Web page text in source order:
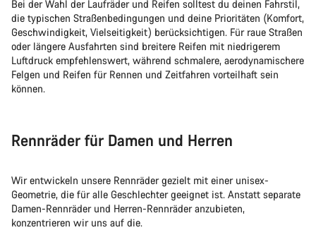
Bei der Wahl der Laufräder und Reifen solltest du deinen Fahrstil,
die typischen Straßenbedingungen und deine Prioritäten (Komfort,
Geschwindigkeit, Vielseitigkeit) berücksichtigen. Für raue Straßen
oder längere Ausfahrten sind breitere Reifen mit niedrigerem
Luftdruck empfehlenswert, während schmalere, aerodynamischere
Felgen und Reifen für Rennen und Zeitfahren vorteilhaft sein
können.
Rennräder für Damen und Herren
Wir entwickeln unsere Rennräder gezielt mit einer unisex-
Geometrie, die für alle Geschlechter geeignet ist. Anstatt separate
Damen-Rennräder und Herren-Rennräder anzubieten,
konzentrieren wir uns auf die.